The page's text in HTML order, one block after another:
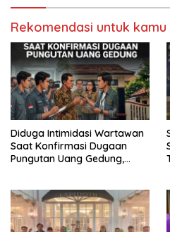
Rekomendasi untuk kamu
Diduga Intimidasi Wartawan
Saat Konfirmasi Dugaan
Pungutan Uang Gedung,
Buka suara